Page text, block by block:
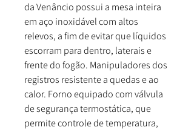
da Venâncio possui a mesa inteira
em aço inoxidável com altos
relevos, a fim de evitar que líquidos
escorram para dentro, laterais e
frente do fogão. Manipuladores dos
registros resistente a quedas e ao
calor. Forno equipado com válvula
de segurança termostática, que
permite controle de temperatura,